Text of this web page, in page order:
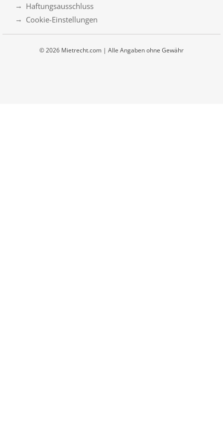
Haftungsausschluss
Cookie-Einstellungen
© 2026 Mietrecht.com | Alle Angaben ohne Gewähr